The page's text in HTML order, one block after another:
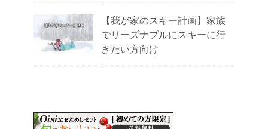
【我が家のスキー計画】家族
でリーズナブルにスキーに行
きたい方向け